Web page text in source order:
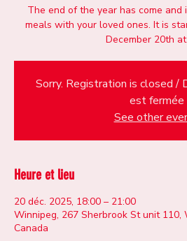
The end of the year has come and
meals with your loved ones. It is
December 20th
Sorry. Registration is closed /
est fermée
See other
Heure et lieu
20 déc. 2025, 18:00 – 21:00
Winnipeg, 267 Sherbrook St unit 110,
Canada